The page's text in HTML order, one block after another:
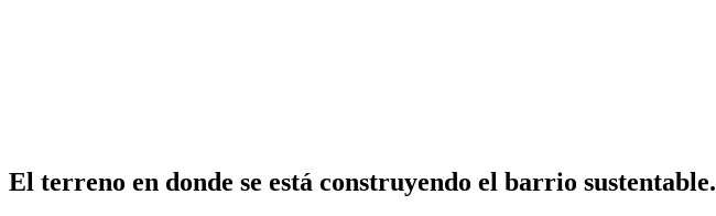
El terreno en donde se está construyendo el barrio sustentable.